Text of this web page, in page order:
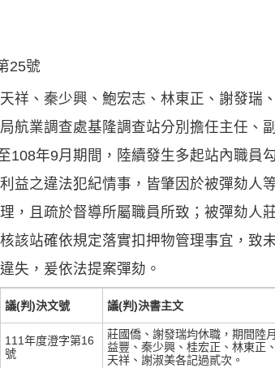
25號
祥、秦少興、鮑宏志、林東正、謝發瑞
航業調查處基隆調查站分別擔任主任、
108年9月期間，陸續發生多起站內職員
益之違法犯紀情事，皆肇因於被彈劾人
，且疏於督導所屬職員所致；被彈劾人
該站確依規定落實扣押物管理事宜，致
失，爰依法提案彈劾。
議(判)決文號 議(判)決書主文
111年度澄字第16
號
莊國僑、謝發瑞均休職，期間陸
益豐、秦少興、桂宏正、林東正
天祥、謝淑美各記過貳次。